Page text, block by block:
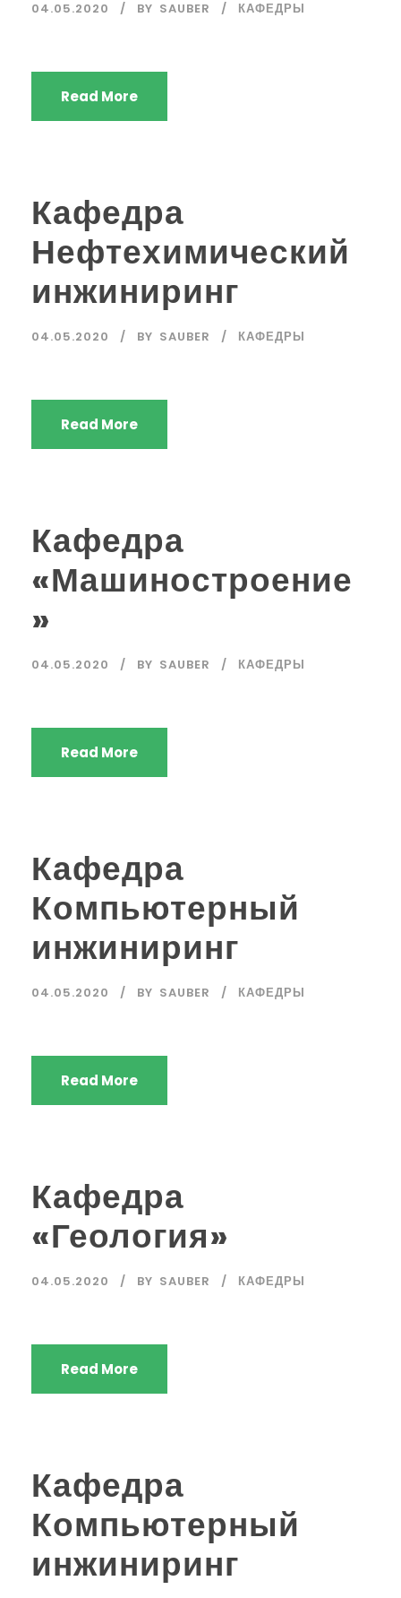
04.05.2020 BY SAUBER КАФЕДРЫ
Read More
Кафедра
Нефтехимический
инжиниринг
04.05.2020 BY SAUBER КАФЕДРЫ
Read More
Кафедра
«Машиностроение
»
04.05.2020 BY SAUBER КАФЕДРЫ
Read More
Кафедра
Компьютерный
инжиниринг
04.05.2020 BY SAUBER КАФЕДРЫ
Read More
Кафедра
«Геология»
04.05.2020 BY SAUBER КАФЕДРЫ
Read More
Кафедра
Компьютерный
инжиниринг